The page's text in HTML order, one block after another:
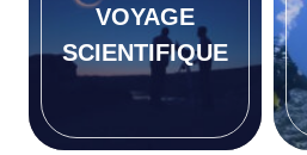
VOYAGE
SCIENTIFIQUE